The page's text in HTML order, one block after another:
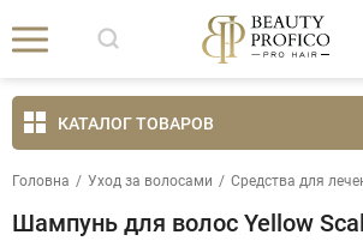
КАТАЛОГ ТОВАРОВ
Головна / Уход за волосами / Средства для
Шампунь для волос Yellow